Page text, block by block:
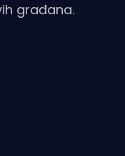
građana.